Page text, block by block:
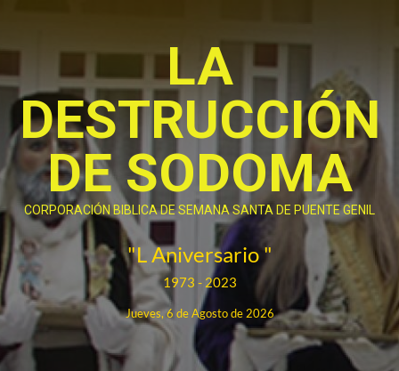
contenido
LA
DESTRUCCIÓN
DE SODOMA
CORPORACIÓN BIBLICA DE SEMANA SANTA DE PUENTE GENIL
"L Aniversario "
1973 - 2023
Jueves, 6 de Agosto de 2026